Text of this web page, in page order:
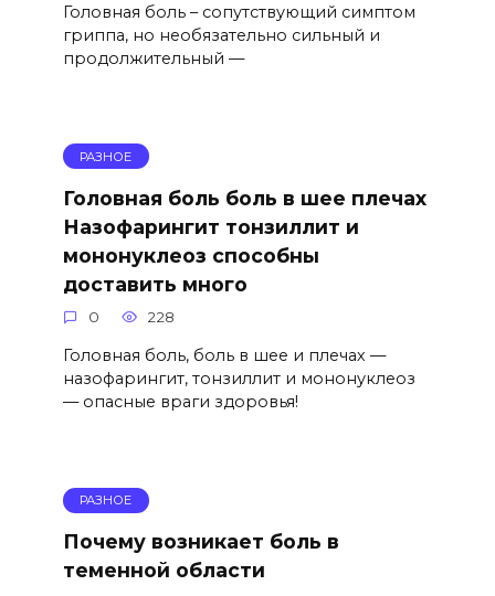
Головная боль – сопутствующий симптом
гриппа, но необязательно сильный и
продолжительный —
РАЗНОЕ
Головная боль боль в шее плечах
Назофарингит тонзиллит и
мононуклеоз способны
доставить много
0 228
Головная боль, боль в шее и плечах —
назофарингит, тонзиллит и мононуклеоз
— опасные враги здоровья!
РАЗНОЕ
Почему возникает боль в
теменной области